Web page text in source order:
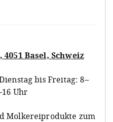
Basel, Schweiz
bis Freitag: 8–
Uhr
Molkereiprodukte zum